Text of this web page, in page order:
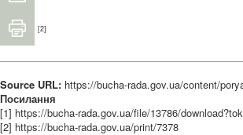
[2]
Source URL: https://bucha-rada.gov.ua/content/
Посилання
[1] https://bucha-rada.gov.ua/file/13786/
[2] https://bucha-rada.gov.ua/print/7378